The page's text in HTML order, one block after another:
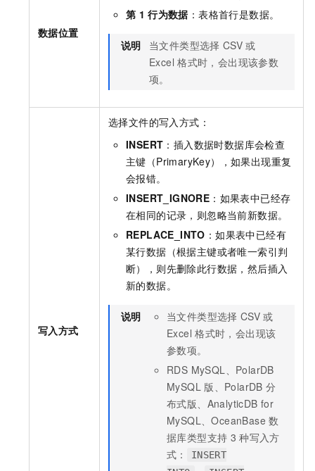
数据位置
第 1 行为数据：表格首行是数据。
说明 当文件类型选择 CSV 或
Excel 格式时，会出现该参数
项。
写入方式
选择文件的写入方式：
INSERT ：插入数据时数据库会检查
主键（PrimaryKey），如果出现重复
会报错。
INSERT_IGNORE ：如果表中已经存
在相同的记录，则忽略当前新数据。
REPLACE_INTO ：如果表中已经有
某行数据（根据主键或者唯一索引判
断），则先删除此行数据，然后插入
新的数据。
说明 当文件类型选择 CSV 或
Excel 格式时，会出现该
参数项。
RDS MySQL、 PolarDB
MySQL 版、 PolarDB 分
布式版、 AnalyticDB for
MySQL、OceanBase 数
据库类型支持 3 种写入方
式：
INSERT